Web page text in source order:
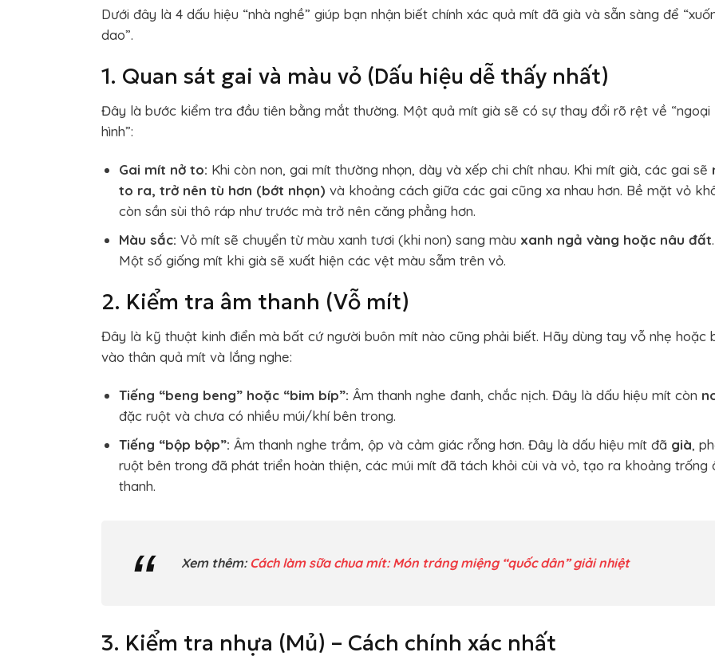
Dưới đây là 4 dấu hiệu “nhà nghề” giúp bạn nhận biết chính xác quả mít đã già và sẵn sàng để
dao”.
1. Quan sát gai và màu vỏ (Dấu hiệu dễ thấy nhất)
Đây là bước kiểm tra đầu tiên bằng mắt thường. Một quả mít già sẽ có sự thay đổi rõ rệt về “ngoại
hình”:
Gai mít nở to: Khi còn non, gai mít thường nhọn, dày và xếp chi chít nhau. Khi mít già, các gai sẽ
to ra, trở nên tù hơn (bớt nhọn) và khoảng cách giữa các gai cũng xa nhau hơn. Bề mặt vỏ
còn sần sùi thô ráp như trước mà trở nên căng phẳng hơn.
Màu sắc: Vỏ mít sẽ chuyển từ màu xanh tươi (khi non) sang màu xanh ngả vàng hoặc nâu đất.
Một số giống mít khi già sẽ xuất hiện các vệt màu sẫm trên vỏ.
2. Kiểm tra âm thanh (Vỗ mít)
Đây là kỹ thuật kinh điển mà bất cứ người buôn mít nào cũng phải biết. Hãy dùng tay vỗ nhẹ hoặc
vào thân quả mít và lắng nghe:
Tiếng “beng beng” hoặc “bim bíp”: Âm thanh nghe đanh, chắc nịch. Đây là dấu hiệu mít còn
đặc ruột và chưa có nhiều múi/khí bên trong.
Tiếng “bộp bộp”: Âm thanh nghe trầm, ộp và cảm giác rỗng hơn. Đây là dấu hiệu mít đã già,
ruột bên trong đã phát triển hoàn thiện, các múi mít đã tách khỏi cùi và vỏ, tạo ra khoảng trống
thanh.
Xem thêm: Cách làm sữa chua mít: Món tráng miệng “quốc dân” giải nhiệt
3. Kiểm tra nhựa (Mủ) – Cách chính xác nhất